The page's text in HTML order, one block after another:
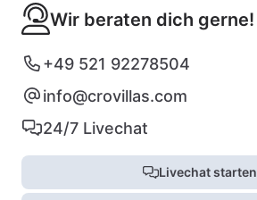
Wir beraten dich gerne!
+49 521 92278504
info@crovillas.com
24/7 Livechat
Livechat starten